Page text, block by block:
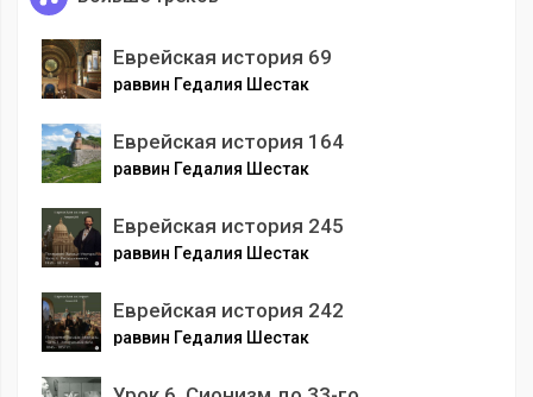
Еврейская история 69
раввин Гедалия Шестак
Еврейская история 164
раввин Гедалия Шестак
Еврейская история 245
раввин Гедалия Шестак
Еврейская история 242
раввин Гедалия Шестак